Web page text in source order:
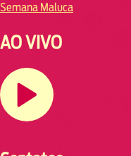
Semana Maluca
AO VIVO